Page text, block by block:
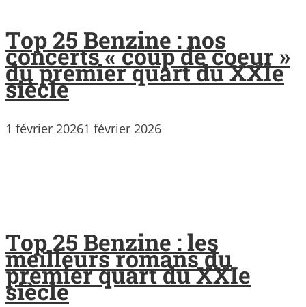
Top 25 Benzine : nos
concerts « coup de coeur »
du premier quart du XXIe
siècle
1 février 20261 février 2026
Top 25 Benzine : les
meilleurs romans du
premier quart du XXIe
siècle